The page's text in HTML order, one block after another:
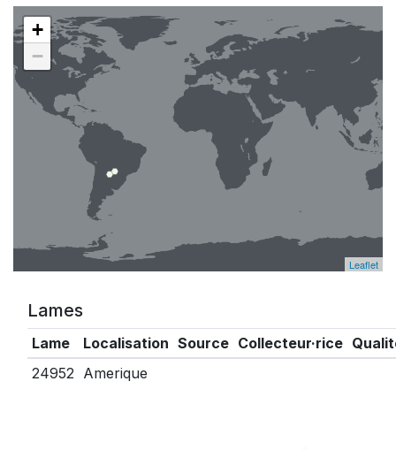
+
−
Leaflet
Lames
Lame Localisation Source Collecteur·rice
24952 Amerique